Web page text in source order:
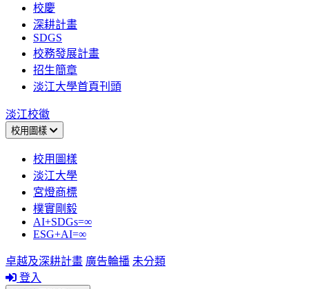
校慶
深耕計畫
SDGS
校務發展計畫
招生簡章
淡江大學首頁刊頭
淡江校徽
校用圖樣
校用圖樣
淡江大學
宮燈商標
樸實剛毅
AI+SDGs=∞
ESG+AI=∞
卓越及深耕計畫 廣告輪播 未分類
登入